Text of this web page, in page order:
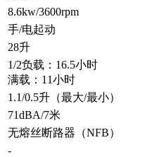
8.6kw/3600rpm
手/电起动
28升
1/2负载：16.5小时
满载：11小时
1.1/0.5升（最大/最小）
71dBA/7米
无熔丝断路器（NFB）
-